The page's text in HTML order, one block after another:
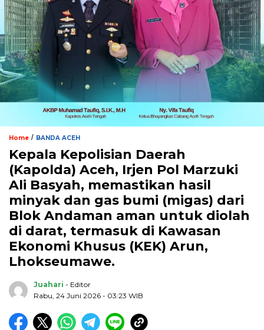
Home / BANDA ACEH
Kepala Kepolisian Daerah
(Kapolda) Aceh, Irjen Pol Marzuki
Ali Basyah, memastikan hasil
minyak dan gas bumi (migas) dari
Blok Andaman aman untuk diolah
di darat, termasuk di Kawasan
Ekonomi Khusus (KEK) Arun,
Lhokseumawe.
Juahari - Editor
Rabu, 24 Juni 2026 - 03:23 WIB